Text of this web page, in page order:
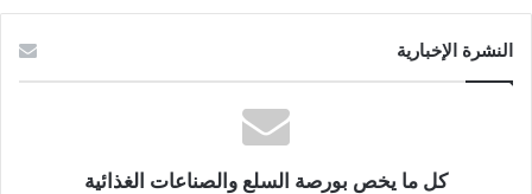
النشرة الإخبارية
كل ما يخص بورصة السلع والصناعات الغذائية